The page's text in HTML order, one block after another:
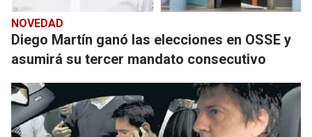
NOVEDAD
Diego Martín ganó las elecciones en OSSE y
asumirá su tercer mandato consecutivo